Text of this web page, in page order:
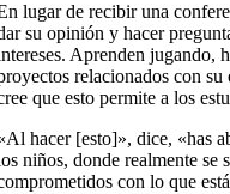
lugar de recibir una
su opinión y hacer
Aprenden jugando,
relacionados con
que esto permite a los
hacer [esto]», dice, «has
niños, donde realmente se
con lo que